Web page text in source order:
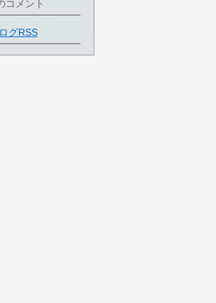
コメント
グRSS